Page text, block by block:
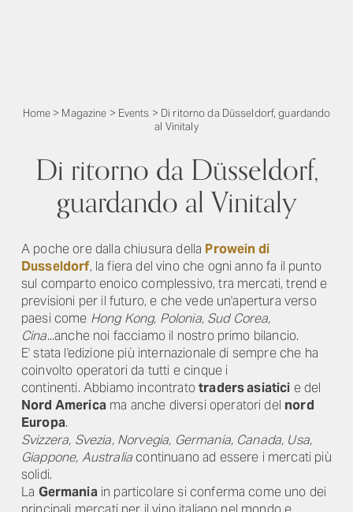
Home > Magazine > Events > Di ritorno da Düsseldorf, guardando
al Vinitaly
Di ritorno da Düsseldorf,
guardando al Vinitaly
A poche ore dalla chiusura della Prowein di
Dusseldorf, la fiera del vino che ogni anno fa il punto
sul comparto enoico complessivo, tra mercati, trend e
previsioni per il futuro, e che vede un'apertura verso
paesi come Hong Kong, Polonia, Sud Corea,
Cina...anche noi facciamo il nostro primo bilancio.
E' stata l'edizione più internazionale di sempre che ha
coinvolto operatori da tutti e cinque i
continenti. Abbiamo incontratotraders asiatici e del
Nord America ma anche diversi operatori del nord
Europa.
Svizzera, Svezia, Norvegia, Germania, Canada, Usa,
Giappone, Australiacontinuano ad essere i mercati più
solidi.
La Germania in particolare si conferma come uno dei